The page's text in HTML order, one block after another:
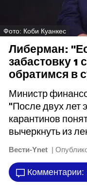
Фото: Коби Куанкес
Либерман:
забастовку 1
обратимся в
Министр
"После двух лет
карантинов
вычеркнуть из
Вести-Ynet |
Комментарии: